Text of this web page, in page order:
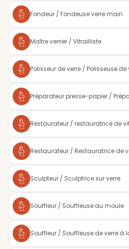
Fondeur / Fondeuse verre main
Maître verrier / Vitrailliste
Polisseur de verre / Polisseuse de
Préparateur presse-papier /
Restaurateur / restauratrice de
Restaurateur / Restauratrice de
Sculpteur / Sculptrice sur verre
Souffleur / Souffleuse au moule
Souffleur / Souffleuse de verre à